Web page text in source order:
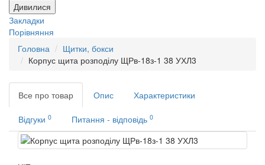
Дивилися
Закладки
Порівняння
Головна
Щитки, бокси
Корпус щита розподілу ЩРв-18з-1 38 УХЛ3
Все про товар Опис Характеристики
Відгуки 0 Питання - відповідь 0